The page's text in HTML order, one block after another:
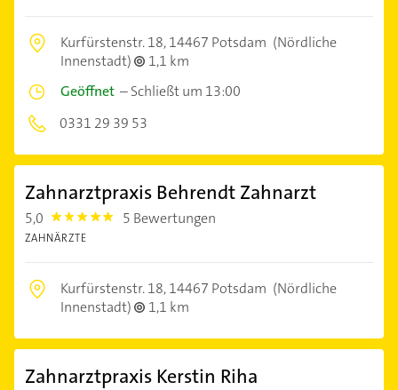
Kurfürstenstr. 18,14467 Potsdam (Nördliche
Innenstadt)
1,1 km
Geöffnet –Schließt um 13:00
0331 29 39 53
Zahnarztpraxis Behrendt Zahnarzt
5,0 5.0 5 Bewertungen
ZAHNÄRZTE
Kurfürstenstr. 18,14467 Potsdam (Nördliche
Innenstadt)
1,1 km
Zahnarztpraxis Kerstin Riha